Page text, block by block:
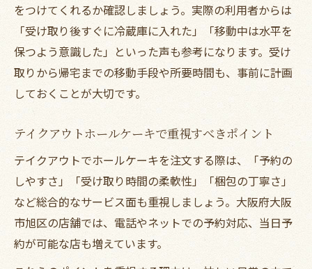
をつけてくれるか確認しましょう。実際の利用者からは
「受け取り後すぐに冷蔵庫に入れた」「移動中は水平を
保つよう意識した」といった声も参考になります。受け
取りから帰宅までの移動手段や所要時間も、事前に計画
しておくことが大切です。
テイクアウトホールケーキで重視すべきポイント
テイクアウトでホールケーキを注文する際は、「予約の
しやすさ」「受け取り時間の柔軟性」「梱包の丁寧さ」
など総合的なサービス面も重視しましょう。大阪府大阪
市旭区の店舗では、電話やネットでの予約対応、当日予
約が可能な店も増えています。